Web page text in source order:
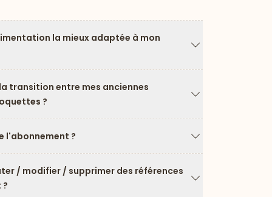
la mieux adaptée à mon
transition entre mes anciennes
?
l'abonnement ?
Flèche vers le
/ modifier / supprimer des références